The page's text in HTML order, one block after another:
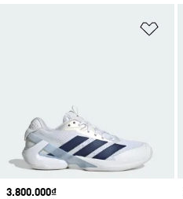
Price
3.800.000₫